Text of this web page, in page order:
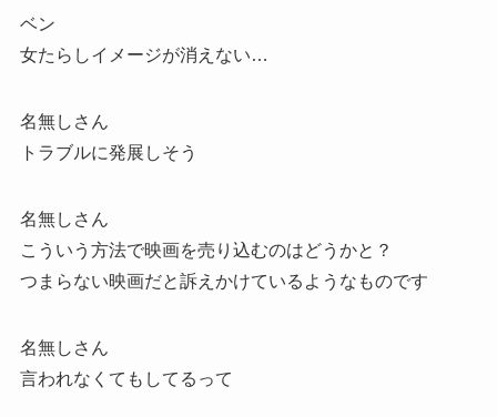
ベン
女たらしイメージが消えない…
名無しさん
トラブルに発展しそう
名無しさん
こういう方法で映画を売り込むのはどうかと？
つまらない映画だと訴えかけているようなものです
名無しさん
言われなくてもしてるって